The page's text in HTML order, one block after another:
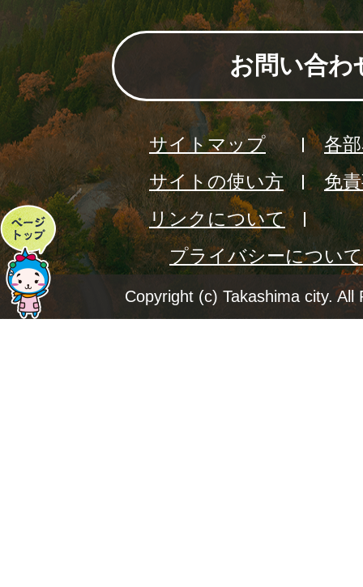
ペ
ー
ジ
お問い合わ
サイトマップ
各
サイトの使い方
免
リンクについて
プライバシーについて
Copyright (c) Takashima city. All